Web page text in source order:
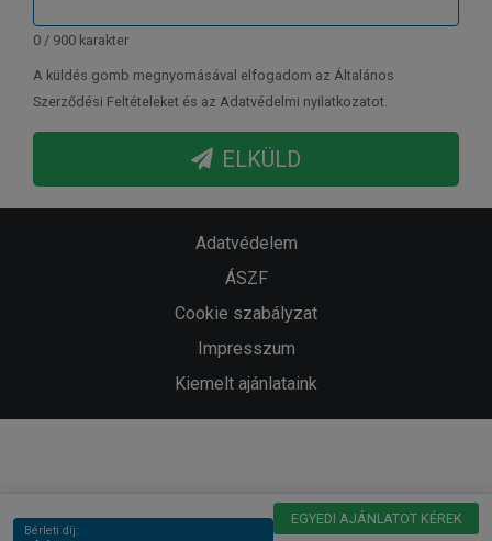
Bérleti díj:
EGYEDI AJÁNLATOT KÉREK
0 / 900 karakter
A küldés gomb megnyomásával elfogadom az Általános
Szerződési Feltételeket és az Adatvédelmi nyilatkozatot.
ELKÜLD
Adatvédelem
ÁSZF
Cookie szabályzat
Impresszum
Kiemelt ajánlataink